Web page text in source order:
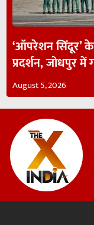
‘ऑपरेशन सिंदूर’
प्रदर्शन, जोधपुर
August 5, 2026